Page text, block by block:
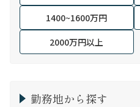
1400~1600万円
2000万円以上
勤務地から探す